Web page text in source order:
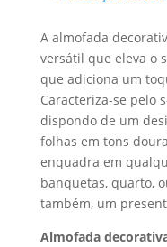
A almofada
versátil que eleva o
que adiciona um
Caracteriza-se pelo
dispondo de um
folhas em tons
enquadra em
banquetas, quarto,
também, um
Almofada